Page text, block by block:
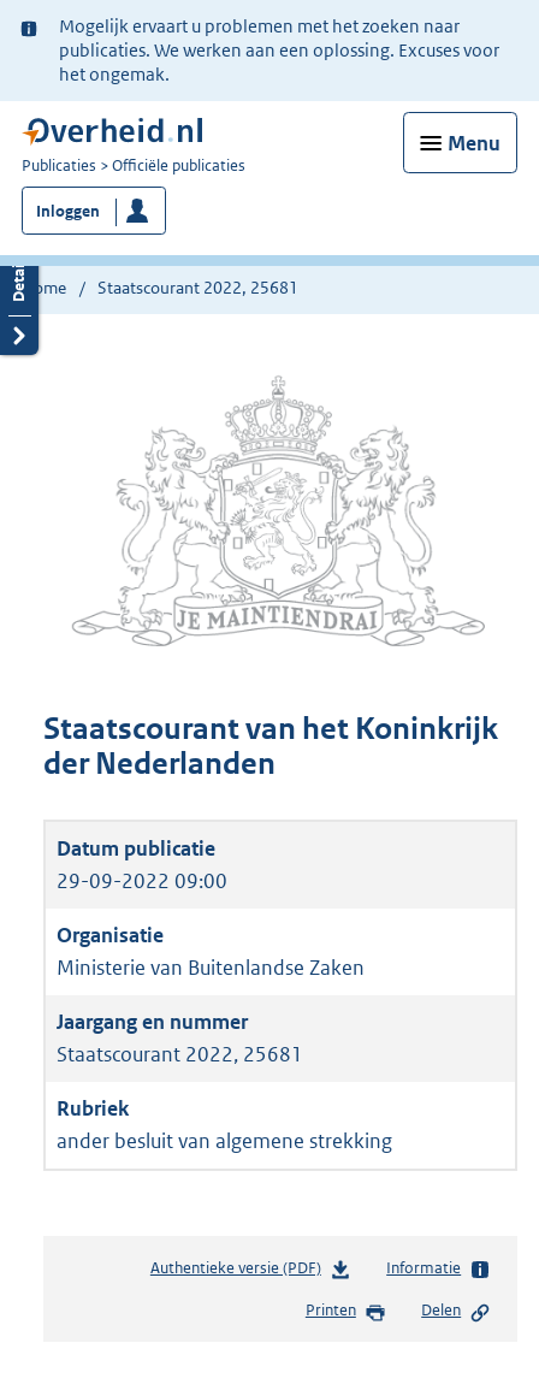
Ter
informatie:
Mogelijk ervaart u problemen met het zoeken naar
publicaties. We werken aan een oplossing. Excuses voor
het ongemak.
Menu
U
bent
nu
hier:
Publicaties Officiële publicaties
Inloggen
Home Staatscourant 2022, 25681
Staatscourant van het Koninkrijk
der Nederlanden
29-09-2022 09:00
Ministerie van Buitenlandse Zaken
Staatscourant 2022, 25681
ander besluit van algemene strekking
Authentieke versie (PDF)b
s
Informatie
Printen Delen